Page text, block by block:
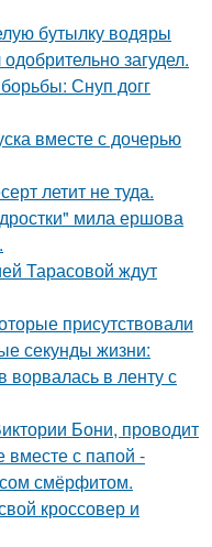
бутылку водяры
загудел.
Снуп догг
вместе с дочерью
летит не туда.
мила ершова
Тарасовой ждут
присутствовали
секунды жизни:
в ленту с
Бони, проводит
вместе с папой -
смёрфитом.
кроссовер и